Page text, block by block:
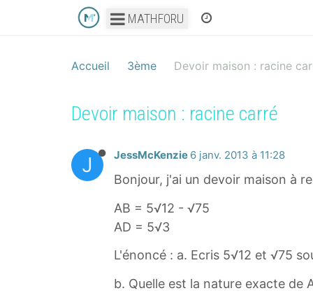
MATHFORU
Accueil 3ème Devoir maison : racine
Devoir maison : racine carré
J JessMcKenzie 6 janv. 2013 à 11:28
Bonjour, j'ai un devoir maison à
AB = 5√12 - √75
AD = 5√3
L'énoncé : a. Ecris 5√12 et √75
b. Quelle est la nature exacte de